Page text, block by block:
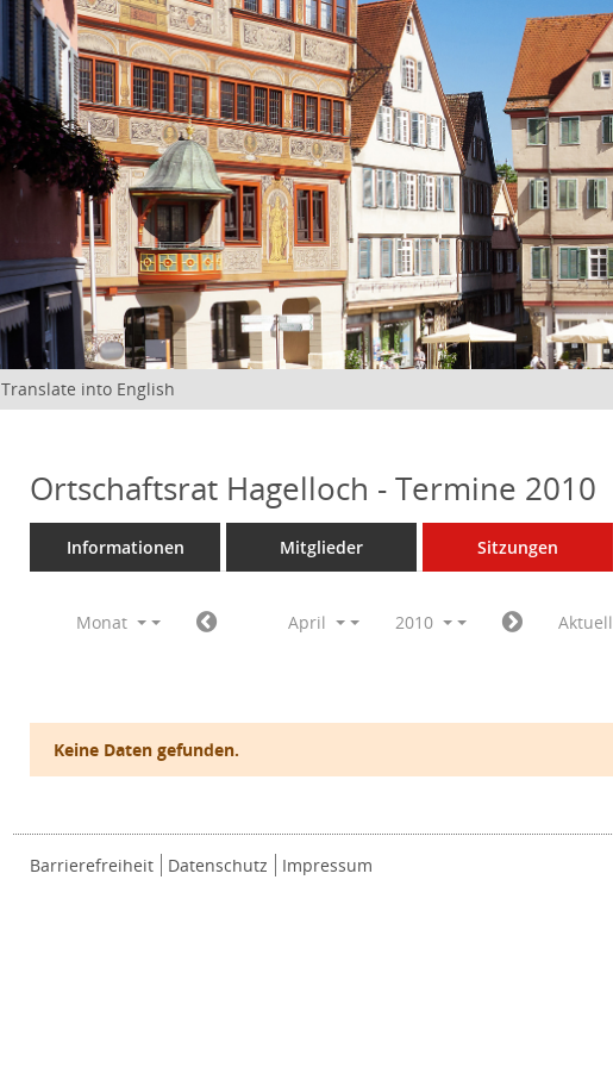
Translate into English
Ortschaftsrat Hagelloch - Termine 2010
Informationen Mitglieder Sitzungen
Monat April 2010 Aktuell
Keine Daten gefunden.
Barrierefreiheit Datenschutz Impressum